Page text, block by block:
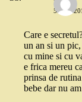
5 MAI
Care e
un an si un
cu mine si cu
e frica mereu
prinsa de
bebe dar nu